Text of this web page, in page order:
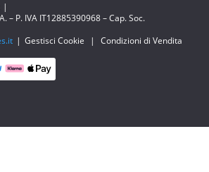
|
– P. IVA IT12885390968 – Cap. Soc.
| Gestisci Cookie |
Condizioni di Vendita